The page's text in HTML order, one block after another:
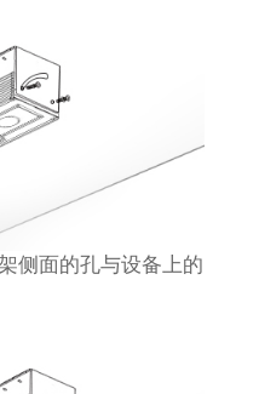
侧面的孔与设备上的